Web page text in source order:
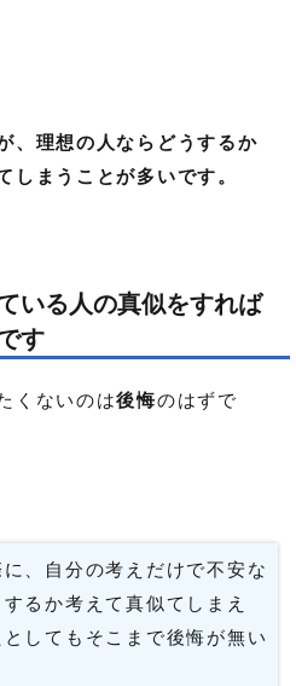
、理想の人ならどうするか
しまうことが多いです。
いる人の真似をすれば
す
くないのは後悔のはずで
、自分の考えだけで不安な
るか考えて真似てしまえ
してもそこまで後悔が無い